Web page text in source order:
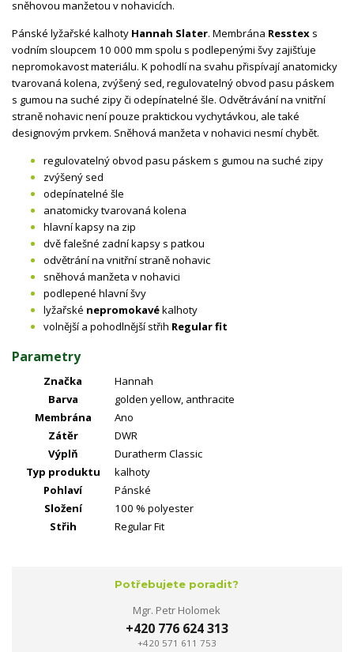
sněhovou manžetou v nohavicích.
Pánské lyžařské kalhoty Hannah Slater. Membrána Resstex s
vodním sloupcem 10 000 mm spolu s podlepenými švy zajišťuje
nepromokavost materiálu. K pohodlí na svahu přispívají anatomicky
tvarovaná kolena, zvýšený sed, regulovatelný obvod pasu páskem
s gumou na suché zipy či odepínatelné šle. Odvětrávání na vnitřní
straně nohavic není pouze praktickou vychytávkou, ale také
designovým prvkem. Sněhová manžeta v nohavici nesmí chybět.
regulovatelný obvod pasu páskem s gumou na suché zipy
zvýšený sed
odepínatelné šle
anatomicky tvarovaná kolena
hlavní kapsy na zip
dvě falešné zadní kapsy s patkou
odvětrání na vnitřní straně nohavic
sněhová manžeta v nohavici
podlepené hlavní švy
lyžařské nepromokavékalhoty
volnější a pohodlnější střih Regular fit
Parametry
Značka
Hannah
Barva
golden yellow, anthracite
Membrána
Ano
Zátěr
DWR
Výplň
Duratherm Classic
Typ produktu
kalhoty
Pohlaví
Pánské
Složení
100 % polyester
Střih
Regular Fit
Potřebujete poradit?
Mgr. Petr Holomek
+420 776 624 313
+420 571 611 753